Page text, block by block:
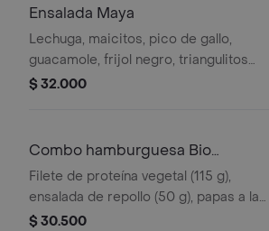
Ensalada Maya
Lechuga, maicitos, pico de gallo,
guacamole, frijol negro, triangulitos
de maíz y aderezo mexicano. Elige tu
$ 32.000
Combo hamburguesa Bio
(Proteína Vegetal)
Filete de proteína vegetal (115 g),
ensalada de repollo (50 g), papas a la
francesa mediana (60 g) y gaseosa
$ 30.500